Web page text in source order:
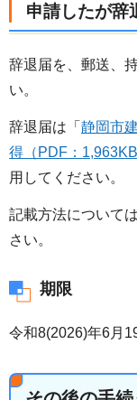
申請したが辞
辞退届を、郵送、
い。
辞退届は「 静岡市
得（PDF：1,963KB
用してください。
記載方法については
さい。
期限
令和8(2026)年6月